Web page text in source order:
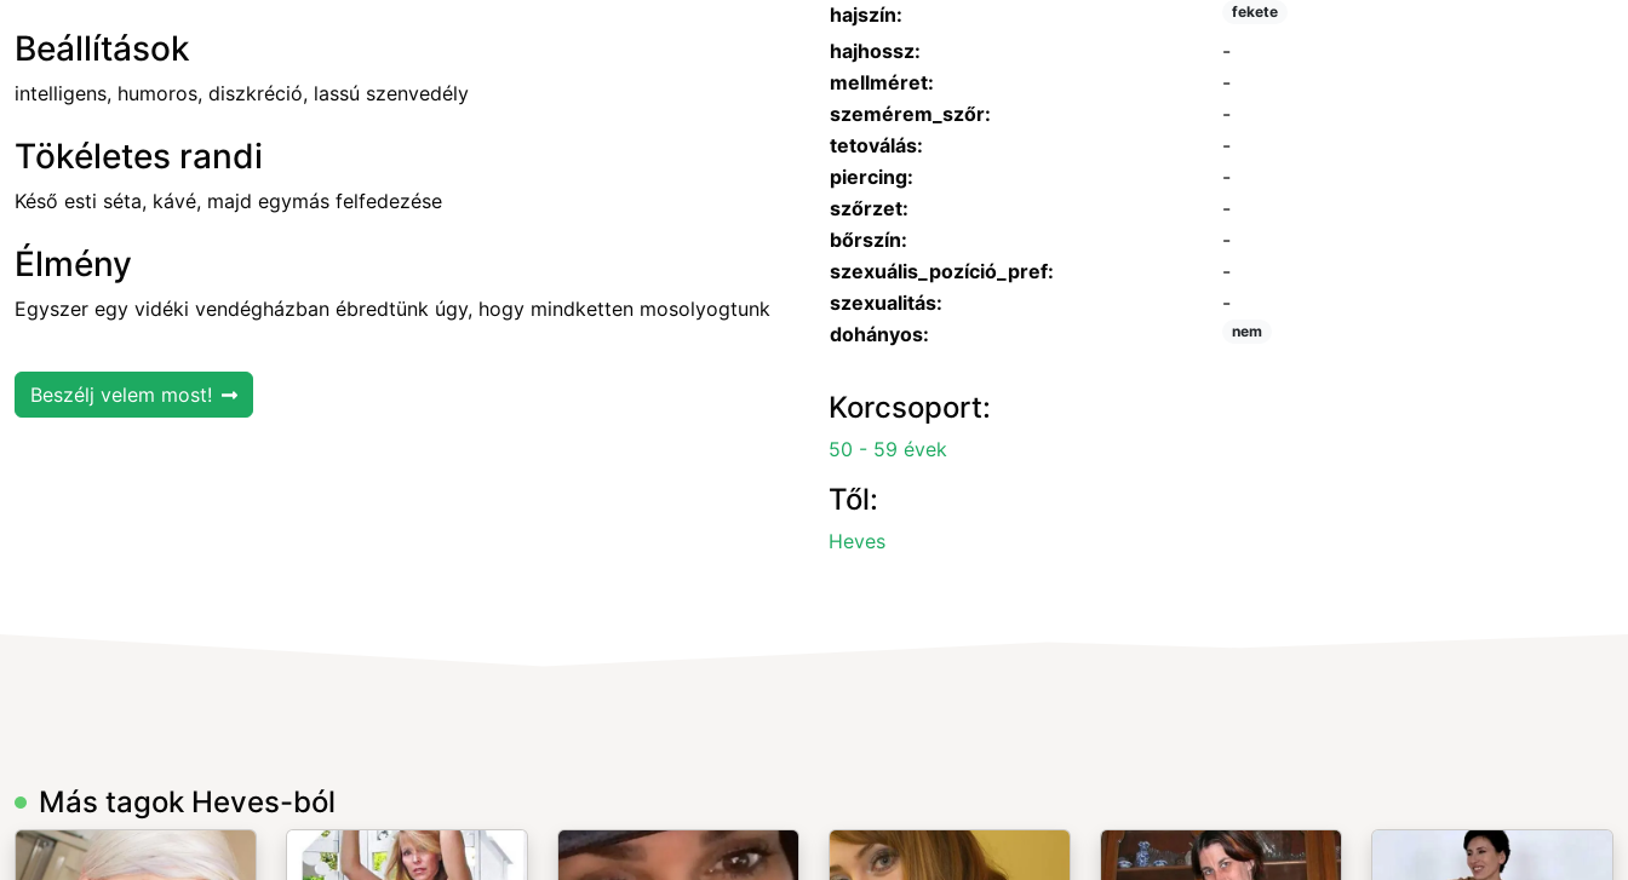
Beállítások
intelligens, humoros, diszkréció, lassú szenvedély
Tökéletes randi
Késő esti séta, kávé, majd egymás felfedezése
Élmény
Egyszer egy vidéki vendégházban ébredtünk úgy, hogy mindketten mosolyogtunk
Beszélj velem most!
hajszín: fekete
hajhossz:
-
mellméret:
-
szemérem_szőr:
-
tetoválás:
-
piercing:
-
szőrzet:
-
bőrszín:
-
szexuális_pozíció_pref:
-
szexualitás:
-
dohányos:
nem
Korcsoport:
50 - 59 évek
Től:
Heves
Más tagok Heves-ból